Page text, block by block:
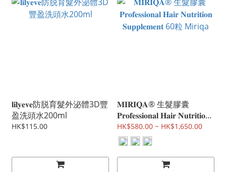
𝐥𝐢𝐥𝐲𝐞𝐯𝐞防脱育髮外泌體3D豐
盈洗頭水200ml
HK$115.00
𝐌𝐈𝐑𝐈𝐐𝐀® 生髮膠囊
𝐏𝐫𝐨𝐟𝐞𝐬𝐬𝐢𝐨𝐧𝐚𝐥 𝐇𝐚𝐢𝐫 𝐍𝐮𝐭𝐫𝐢𝐭𝐢𝐨𝐧
𝐒𝐮𝐩𝐩𝐥𝐞𝐦𝐞𝐧𝐭 60粒 Miriqa
HK$580.00 ~ HK$1,650.00